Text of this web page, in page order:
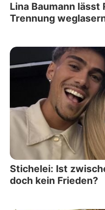
Lina Baumann
Trennung
Stichelei: Ist
doch kein Frieden?